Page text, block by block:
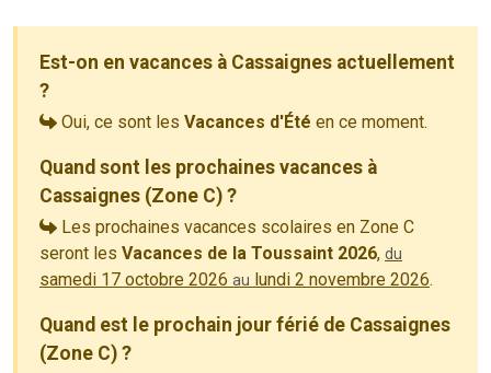
Est-on en vacances à Cassaignes actuellement
?
Oui, ce sont les Vacances d'Été en ce moment.
Quand sont les prochaines vacances à
Cassaignes (Zone C) ?
Les prochaines vacances scolaires en Zone C
seront les Vacances de la Toussaint 2026, du
samedi 17 octobre 2026 au lundi 2 novembre 2026.
Quand est le prochain jour férié de Cassaignes
(Zone C) ?